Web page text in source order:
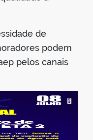
de
podem
pelos canais